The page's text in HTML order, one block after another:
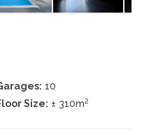
10
Size: ± 310m2